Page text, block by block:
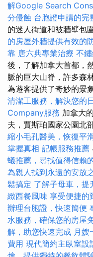
解Google Search
分侵蝕 台胞證申請的完
的迷人街道和被牆壁包
的房屋外牆提供有效的
靠 唐六典專業治療 不
後，了解加拿大首都，
脈的巨大山脊，許多森
為遊客提供了奇妙的景
清潔工服務，解決您的
Company服務 加拿大
夫，賈斯珀國家公園北
縮小毛孔醫美，恢復平
掌握真相 記帳服務推薦
蟻推薦，尋找值得信賴
為親人找到永遠的安放
鬆搞定 了解子母車，提
緻西餐風味 享受便捷的
辦理台胞證，快速簡便
水服務，確保您的房屋
解，助您快速完成 月嫂
費用 現代簡約主臥室設